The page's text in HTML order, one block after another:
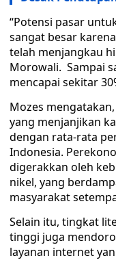
“Potensi pasar
sangat besar
telah menjangkau
Morowali. Sampai
mencapai sekitar
Mozes
yang menjanjikan
dengan rata-rata
Indonesia.
digerakkan oleh
nikel, yang
masyarakat
Selain itu, tingkat
tinggi juga
layanan internet